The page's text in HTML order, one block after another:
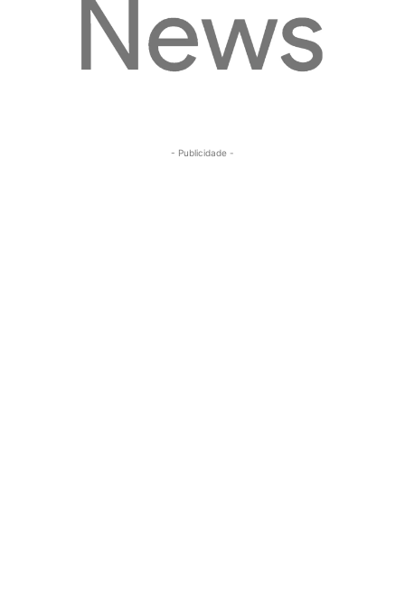
- Publicidade -